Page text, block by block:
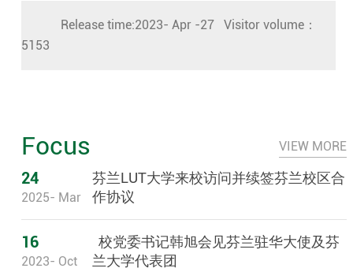
Release time:2023- Apr -27 Visitor volume：
5153
Focus VIEW MORE
24
2025- Mar
芬兰LUT大学来校访问并续签芬兰校区合
作协议
16
2023- Oct
校党委书记韩旭会见芬兰驻华大使及芬
兰大学代表团